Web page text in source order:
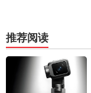
推荐阅读